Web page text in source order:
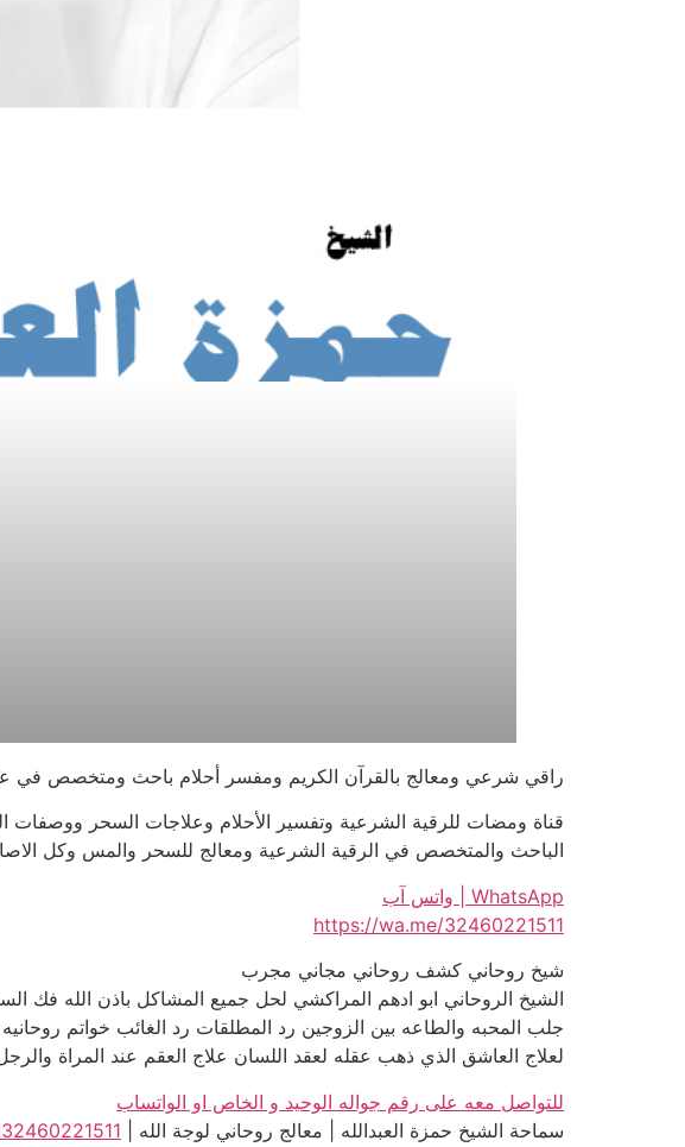
راقي شرعي ومعالج بالقرآن الكريم ومفسر أحلام باحث ومتخصص في علاج الأمراض
قناة ومضات للرقية الشرعية وتفسير الأحلام وعلاجات السحر ووصفات
الباحث والمتخصص في الرقية الشرعية ومعالج للسحر والمس وكل الاصابات
WhatsApp | واتس آب
https://wa.me/32460221511
شيخ روحاني كشف روحاني مجاني مجرب
الشيخ الروحاني ابو ادهم المراكشي لحل جميع المشاكل باذن الله
جلب المحبه والطاعه بين الزوجين رد المطلقات رد الغائب خواتم
لعلاج العاشق الذي ذهب عقله لعقد اللسان علاج العقم عند المراة والرجل
للتواصل معه على رقم جواله الوحيد و الخاص او الواتساب
سماحة الشيخ حمزة العبدالله | معالج روحاني لوجة الله |